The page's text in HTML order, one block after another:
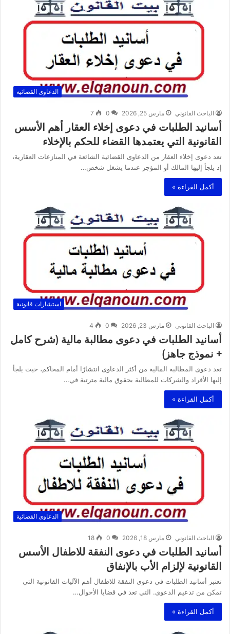
الدعاوى القضائية
الباحث القانوني مارس 25, 2026 0
7
أسانيد الطلبات في دعوى إخلاء العقار أهم الأسس
القانونية التي يعتمدها القضاء للحكم بالإخلاء
تعد دعوى إخلاء العقار من الدعاوى القضائية الشائعة في المنازعات العقارية،
إذ يلجأ إليها المالك أو المؤجر عندما يشغل شخص…
أكمل القراءة »
استشارات قانونية
الباحث القانوني مارس 23, 2026 0
4
أسانيد الطلبات في دعوى مطالبة مالية (شرح كامل
+ نموذج جاهز)
تعد دعوى المطالبة المالية من أكثر الدعاوى انتشارًا أمام المحاكم، حيث يلجأ
إليها الأفراد والشركات للمطالبة بحقوق مالية مترتبة في…
أكمل القراءة »
الدعاوى القضائية
الباحث القانوني مارس 18, 2026 0
18
أسانيد الطلبات في دعوى النفقة للاطفال الأسس
القانونية لإلزام الأب بالإنفاق
تعتبر أسانيد الطلبات في دعوى النفقة للاطفال أهم الآليات القانونية التي
تمكن من تدعيم الدعوى. التي تعد في قضايا الأحوال…
أكمل القراءة »